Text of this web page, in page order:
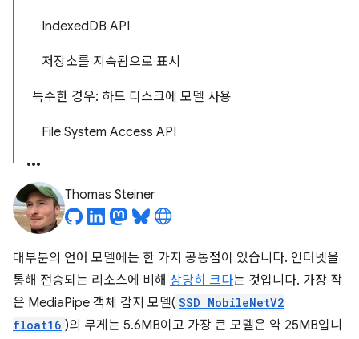
IndexedDB API
저장소를 지속됨으로 표시
특수한 경우: 하드 디스크에 모델 사용
File System Access API
Thomas Steiner
대부분의 언어 모델에는 한 가지 공통점이 있습니다. 인터넷을
통해 전송되는 리소스에 비해 상당히 크다는 것입니다. 가장 작
은 MediaPipe 객체 감지 모델( SSD MobileNetV2
float16 )의 무게는 5.6MB이고 가장 큰 모델은 약 25MB입니